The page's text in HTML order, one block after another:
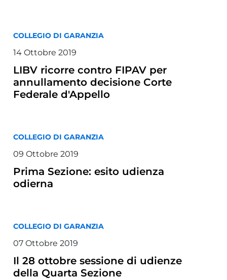
COLLEGIO DI GARANZIA
14 Ottobre 2019
LIBV ricorre contro FIPAV per
annullamento decisione Corte
Federale d'Appello
COLLEGIO DI GARANZIA
09 Ottobre 2019
Prima Sezione: esito udienza
odierna
COLLEGIO DI GARANZIA
07 Ottobre 2019
Il 28 ottobre sessione di udienze
della Quarta Sezione